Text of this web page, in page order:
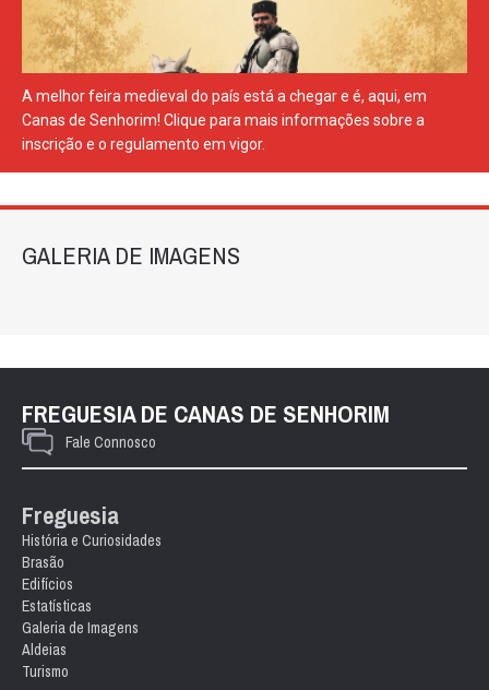
A melhor feira medieval do país está a chegar e é, aqui, em
Canas de Senhorim! Clique para mais informações sobre a
inscrição e o regulamento em vigor.
GALERIA DE IMAGENS
FREGUESIA DE CANAS DE SENHORIM
Fale Connosco
Freguesia
História e Curiosidades
Brasão
Edifícios
Estatísticas
Galeria de Imagens
Aldeias
Turismo